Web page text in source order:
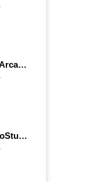
Instala MakeCode Arcade para trabajar offline en tu tablet, ordenador, Chromebook
Programa con OctoStudio, un juego homenajeando al House of the dead con Zombies